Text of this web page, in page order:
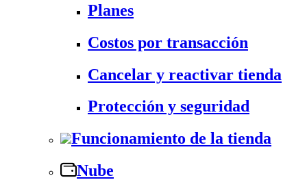
Planes
Costos por transacción
Cancelar y reactivar tienda
Protección y seguridad
Funcionamiento de la tienda
Nube